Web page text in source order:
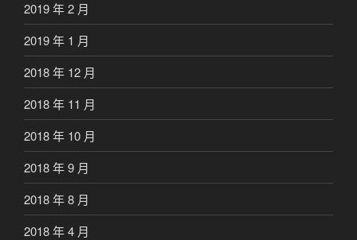
2019 年 2 月
2019 年 1 月
2018 年 12 月
2018 年 11 月
2018 年 10 月
2018 年 9 月
2018 年 8 月
2018 年 4 月